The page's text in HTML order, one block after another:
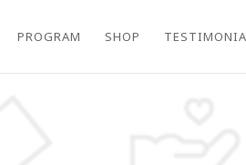
PROGRAM SHOP